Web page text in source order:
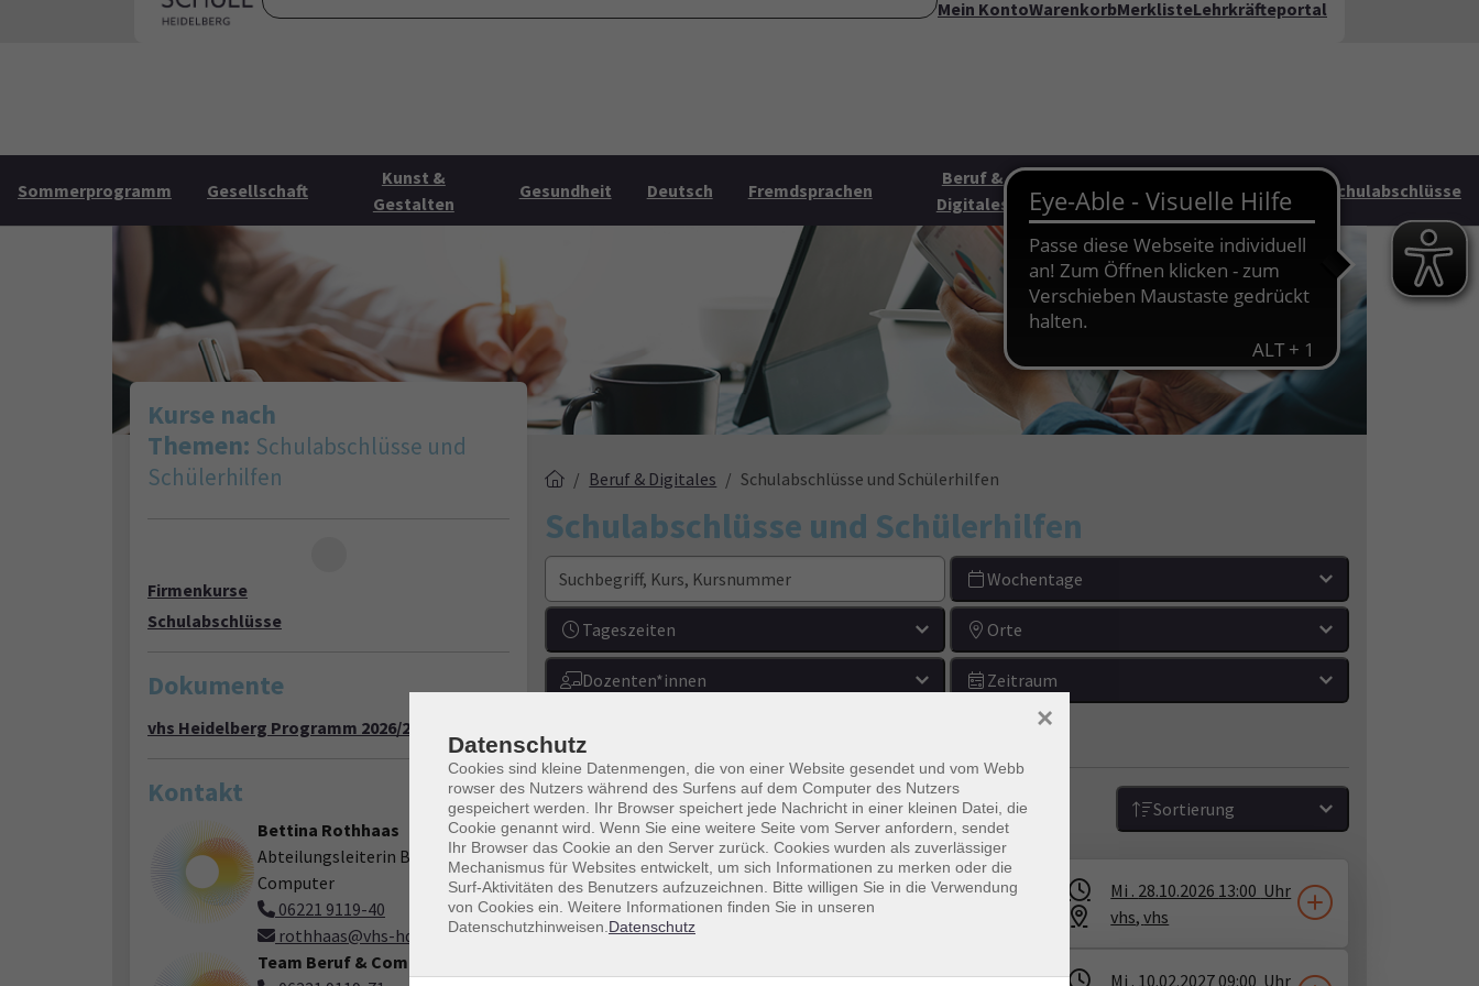
Startseite Über uns Mehr Angebote Öffnungszeiten Kontakt FAQ
Mein KontoWarenkorbMerklisteLehrkräfteportal
Sommerprogramm Gesellschaft
Kunst &
Gestalten
Gesundheit Deutsch Fremdsprachen
Beruf &
Digitales
Junge vhs &
Familie
HAG Schulabschlüsse
Beruf & Digitales Schulabschlüsse und Schülerhilfen
Schulabschlüsse und Schülerhilfen
Wochentage
Tageszeiten Orte
Dozenten*innen Zeitraum
Kurse (8)Loading... Sortierung
Englisch-Vorbereitung auf die
Realschulprüfung
Mi . 28.10.2026 13:00 Uhr
vhs​,vhs
Mathematik-Vorbereitung auf die
Mi . 10.02.2027 09:00 Uhr
Kurse nach
Themen: Schulabschlüsse und
Schülerhilfen
Firmenkurse
Schulabschlüsse
Dokumente
vhs Heidelberg Programm 2026/2 (PDF)
Kontakt
Bettina Rothhaas
Abteilungsleiterin Beruf &
Computer
06221 9119-40
rothhaas@vhs-hd.de
Team Beruf & Computer
Datenschutz
Cookies sind kleine Datenmengen, die von einer Website gesendet und vom Webb
rowser des Nutzers während des Surfens auf dem Computer des Nutzers
gespeichert werden. Ihr Browser speichert jede Nachricht in einer kleinen Datei, die
Cookie genannt wird. Wenn Sie eine weitere Seite vom Server anfordern, sendet
Ihr Browser das Cookie an den Server zurück. Cookies wurden als zuverlässiger
Mechanismus für Websites entwickelt, um sich Informationen zu merken oder die
Surf-Aktivitäten des Benutzers aufzuzeichnen. Bitte willigen Sie in die Verwendung
von Cookies ein. Weitere Informationen finden Sie in unseren
Datenschutzhinweisen. Datenschutz
×